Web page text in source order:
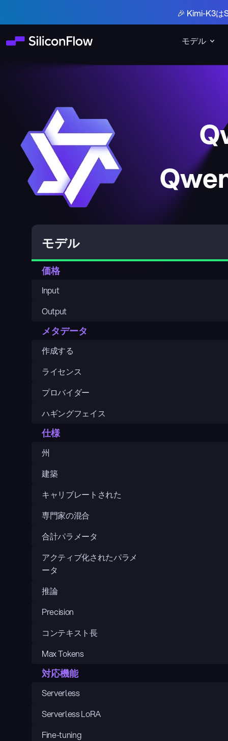
モデル
🎉 Kimi-K3
モデル
価格
Input
Output
メタデータ
作成する
ライセンス
プロバイダー
ハギングフェイス
仕様
州
建築
キャリブレートされた
専門家の混合
合計パラメータ
アクティブ化されたパラメ
ータ
推論
Precision
コンテキスト長
Max Tokens
対応機能
Serverless
Serverless LoRA
Fine-tuning